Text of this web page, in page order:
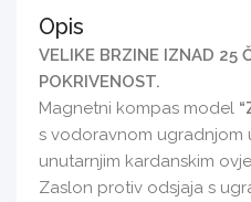
Opis
VELIKE BRZINE IZNAD 25
POKRIVENOST.
Magnetni kompas model
s vodoravnom ugradnjom
unutarnjim kardanskim
Zaslon protiv odsjaja s